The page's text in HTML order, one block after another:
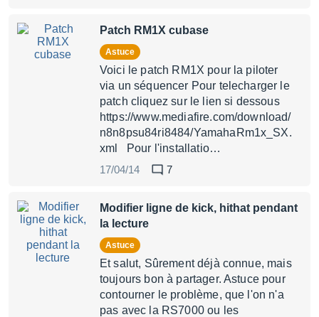
Patch RM1X cubase
Astuce
Voici le patch RM1X pour la piloter
via un séquencer Pour telecharger le
patch cliquez sur le lien si dessous
https://www.mediafire.com/download/
n8n8psu84ri8484/YamahaRm1x_SX.
xml Pour l'installatio…
17/04/14
7
Modifier ligne de kick, hithat pendant
la lecture
Astuce
Et salut, Sûrement déjà connue, mais
toujours bon à partager. Astuce pour
contourner le problème, que l'on n'a
pas avec la RS7000 ou les